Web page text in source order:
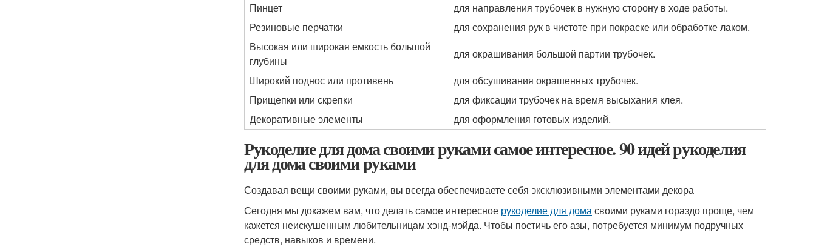
Пинцет
для направления трубочек в нужную сторону в ходе работы.
Резиновые перчатки
для сохранения рук в чистоте при покраске или обработке лаком.
Высокая или широкая емкость большой
глубины
для окрашивания большой партии трубочек.
Широкий поднос или противень
для обсушивания окрашенных трубочек.
Прищепки или скрепки
для фиксации трубочек на время высыхания клея.
Декоративные элементы
для оформления готовых изделий.
Рукоделие для дома своими руками самое интересное. 90 идей рукоделия
для дома своими руками
Создавая вещи своими руками, вы всегда обеспечиваете себя эксклюзивными элементами декора
Сегодня мы докажем вам, что делать самое интересное рукоделие для домасвоими руками гораздо проще, чем
кажется неискушенным любительницам хэнд-мэйда. Чтобы постичь его азы, потребуется минимум подручных
средств, навыков и времени.